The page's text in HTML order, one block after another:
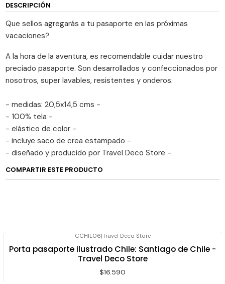
DESCRIPCIÓN
Que sellos agregarás a tu pasaporte en las próximas
vacaciones?
A la hora de la aventura, es recomendable cuidar nuestro
preciado pasaporte. Son desarrollados y confeccionados por
nosotros, super lavables, resistentes y onderos.
- medidas: 20,5x14,5 cms -
- 100% tela -
- elástico de color -
- incluye saco de crea estampado -
- diseñado y producido por Travel Deco Store -
COMPARTIR ESTE PRODUCTO
CCHIL06|Travel Deco Store
Porta pasaporte ilustrado Chile: Santiago de Chile -
Travel Deco Store
$16.590